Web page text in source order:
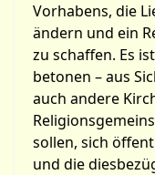
Vorhabens, die
ändern und ein
zu schaffen. Es
betonen – aus
auch andere
sollen, sich
und die